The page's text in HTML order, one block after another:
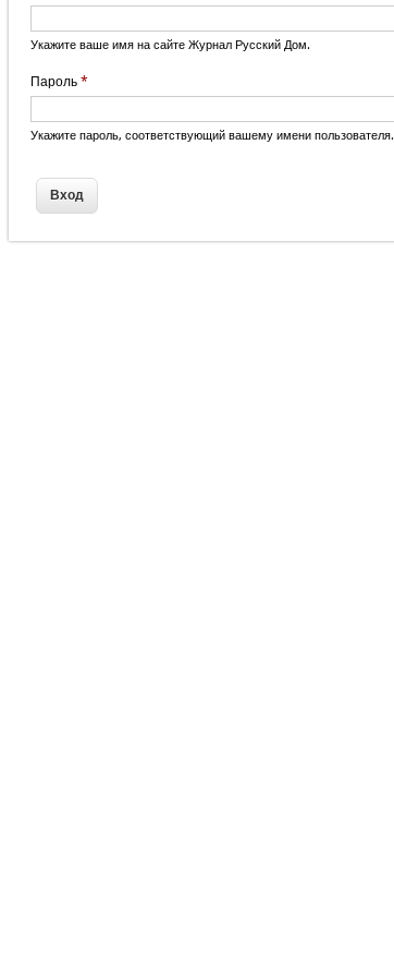
Укажите ваше имя на сайте Журнал Русский Дом.
Пароль*
Укажите пароль, соответствующий вашему имени пользователя.